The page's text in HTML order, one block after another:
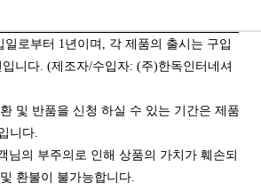
일로부터 1년이며, 각 제품의 출시는 구입
니다. (제조자/수입자: (주)한독인터네셔
및 반품을 신청 하실 수 있는 기간은 제품
니다.
님의 부주의로 인해 상품의 가치가 훼손되
환불이 불가능합니다.